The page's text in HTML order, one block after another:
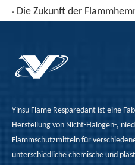
Yinsu Flame Resparedant ist eine
Herstellung von Nicht-Halogen-,
Flammschutzmitteln für
unterschiedliche chemische und